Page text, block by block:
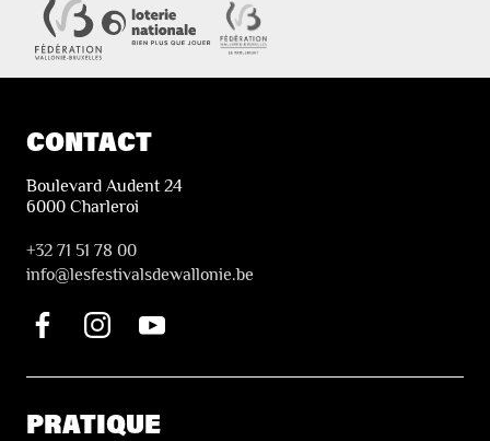
CONTACT
Boulevard Audent 24
6000 Charleroi
+32 71 51 78 00
info@lesfestivalsdewallonie.be
PRATIQUE